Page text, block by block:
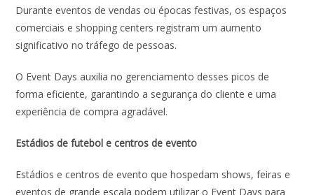
Durante eventos de vendas ou épocas festivas, os espaços
comerciais e shopping centers registram um aumento
significativo no tráfego de pessoas.
O Event Days auxilia no gerenciamento desses picos de
forma eficiente, garantindo a segurança do cliente e uma
experiência de compra agradável.
Estádios de futebol e centros de evento
Estádios e centros de evento que hospedam shows, feiras e
eventos de grande escala podem utilizar o Event Days para